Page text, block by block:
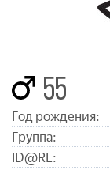
55
Год рождения:
Группа:
ID@RL: